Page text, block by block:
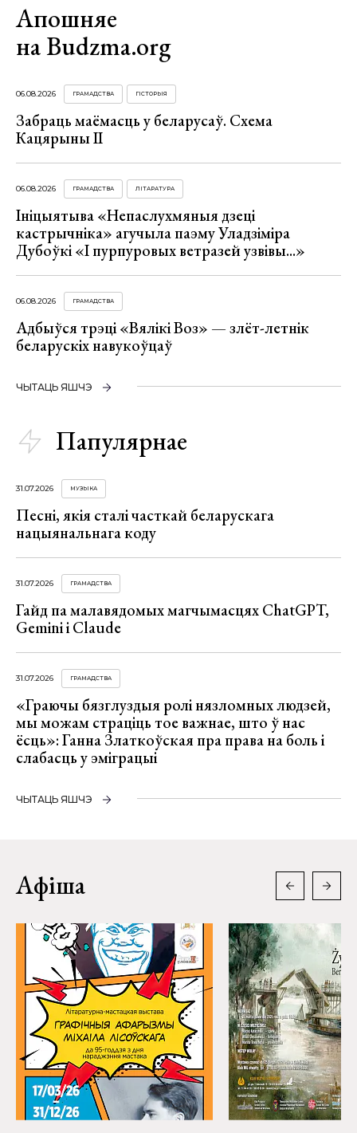
Апошняе
на Budzma.org
06.08.2026 ГРАМАДСТВА ГІСТОРЫЯ
Забраць маёмасць у беларусаў. Схема
Кацярыны ІІ
06.08.2026 ГРАМАДСТВА ЛІТАРАТУРА
Ініцыятыва «Непаслухмяныя дзеці
кастрычніка» агучыла паэму Уладзіміра
Дубоўкі «І пурпуровых ветразей узвівы...»
06.08.2026 ГРАМАДСТВА
Адбыўся трэці «Вялікі Воз» — злёт-летнік
беларускіх навукоўцаў
ЧЫТАЦЬ ЯШЧЭ
Папулярнае
31.07.2026 МУЗЫКА
Песні, якія сталі часткай беларускага
нацыянальнага коду
31.07.2026 ГРАМАДСТВА
Гайд па малавядомых магчымасцях ChatGPT,
Gemini і Claude
31.07.2026 ГРАМАДСТВА
«Граючы бязглуздыя ролі нязломных людзей,
мы можам страціць тое важнае, што ў нас
ёсць»: Ганна Златкоўская пра права на боль і
слабасць у эміграцыі
ЧЫТАЦЬ ЯШЧЭ
Афіша